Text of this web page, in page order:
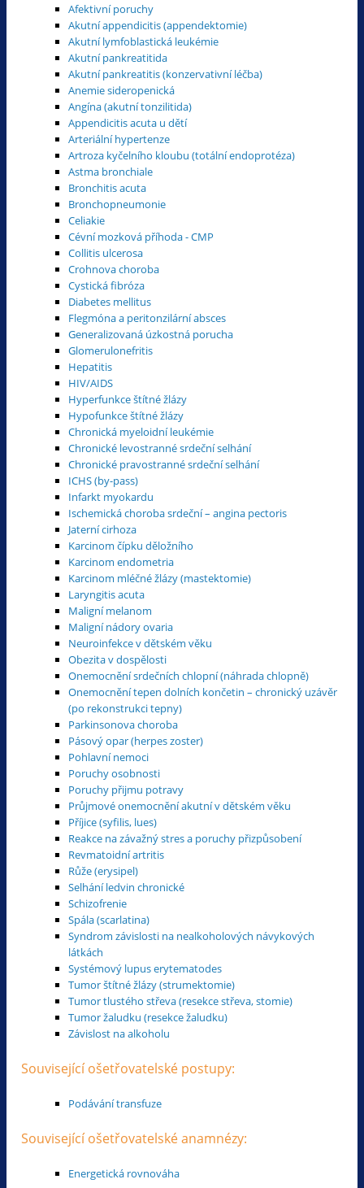
Afektivní poruchy
Akutní appendicitis (appendektomie)
Akutní lymfoblastická leukémie
Akutní pankreatitida
Akutní pankreatitis (konzervativní léčba)
Anemie sideropenická
Angína (akutní tonzilitida)
Appendicitis acuta u dětí
Arteriální hypertenze
Artroza kyčelního kloubu (totální endoprotéza)
Astma bronchiale
Bronchitis acuta
Bronchopneumonie
Celiakie
Cévní mozková příhoda - CMP
Collitis ulcerosa
Crohnova choroba
Cystická fibróza
Diabetes mellitus
Flegmóna a peritonzilární absces
Generalizovaná úzkostná porucha
Glomerulonefritis
Hepatitis
HIV/AIDS
Hyperfunkce štítné žlázy
Hypofunkce štítné žlázy
Chronická myeloidní leukémie
Chronické levostranné srdeční selhání
Chronické pravostranné srdeční selhání
ICHS (by-pass)
Infarkt myokardu
Ischemická choroba srdeční – angina pectoris
Jaterní cirhoza
Karcinom čípku děložního
Karcinom endometria
Karcinom mléčné žlázy (mastektomie)
Laryngitis acuta
Maligní melanom
Maligní nádory ovaria
Neuroinfekce v dětském věku
Obezita v dospělosti
Onemocnění srdečních chlopní (náhrada chlopně)
Onemocnění tepen dolních končetin – chronický uzávěr
(po rekonstrukci tepny)
Parkinsonova choroba
Pásový opar (herpes zoster)
Pohlavní nemoci
Poruchy osobnosti
Poruchy přijmu potravy
Průjmové onemocnění akutní v dětském věku
Příjice (syfilis, lues)
Reakce na závažný stres a poruchy přizpůsobení
Revmatoidní artritis
Růže (erysipel)
Selhání ledvin chronické
Schizofrenie
Spála (scarlatina)
Syndrom závislosti na nealkoholových návykových
látkách
Systémový lupus erytematodes
Tumor štítné žlázy (strumektomie)
Tumor tlustého střeva (resekce střeva, stomie)
Tumor žaludku (resekce žaludku)
Závislost na alkoholu
Související ošetřovatelské postupy:
Podávání transfuze
Související ošetřovatelské anamnézy:
Energetická rovnováha